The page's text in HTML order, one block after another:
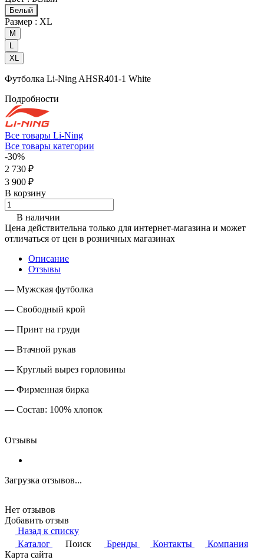
Белый
Размер : XL
M
XL
Футболка Li-Ning AHSR401-1 White
Подробности
Все товары Li-Ning
Все товары категории
-30%
2 730 ₽
3 900 ₽
В корзину
В наличии
Цена действительна только для интернет-магазина и может
отличаться от цен в розничных магазинах
Описание
Отзывы
— Мужская футболка
— Свободный крой
— Принт на груди
— Втачной рукав
— Круглый вырез горловины
— Фирменная бирка
— Состав: 100% хлопок
Отзывы
Загрузка отзывов...
Нет отзывов
Добавить отзыв
Назад к списку
Каталог
Поиск Бренды Контакты
Компания
Карта сайта